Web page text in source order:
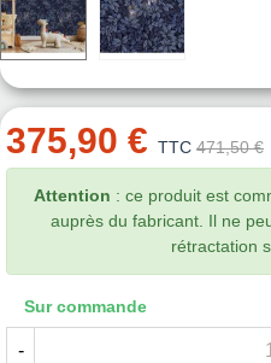
375,90 € TTC 471,50 €
Attention : ce produit est
auprès du fabricant. Il ne
rétractation
Sur commande
-